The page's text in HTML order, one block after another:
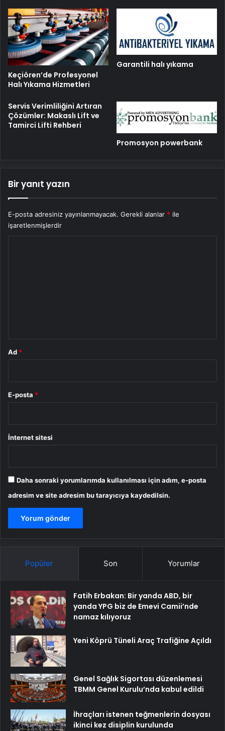
Keçiören’de Profesyonel
Halı Yıkama Hizmetleri
Garantili halı yıkama
Servis Verimliliğini Artıran
Çözümler: Makaslı Lift ve
Tamirci Lifti Rehberi
Promosyon powerbank
Bir yanıt yazın
E-posta adresiniz yayınlanmayacak. Gerekli alanlar * ile
işaretlenmişlerdir
Ad *
E-posta *
İnternet sitesi
Daha sonraki yorumlarımda kullanılması için adım, e-posta
adresim ve site adresim bu tarayıcıya kaydedilsin.
Popüler Son Yorumlar
Fatih Erbakan: Bir yanda ABD, bir
yanda YPG biz de Emevi Camii’nde
namaz kılıyoruz
Yeni Köprü Tüneli Araç Trafiğine Açıldı
Genel Sağlık Sigortası düzenlemesi
TBMM Genel Kurulu’nda kabul edildi
İhraçları istenen teğmenlerin dosyası
ikinci kez disiplin kurulunda